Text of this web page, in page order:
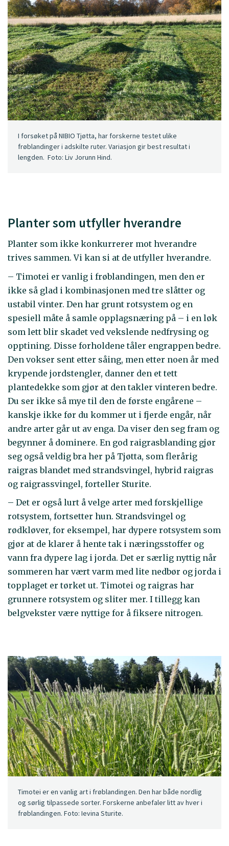
I forsøket på NIBIO Tjøtta, har forskerne testet ulike
frøblandinger i adskilte ruter. Variasjon gir best resultat i
lengden. Foto: Liv Jorunn Hind.
Planter som utfyller hverandre
Planter som ikke konkurrerer mot hverandre
trives sammen. Vi kan si at de utfyller hverandre.
– Timotei er vanlig i frøblandingen, men den er
ikke så glad i kombinasjonen med tre slåtter og
ustabil vinter. Den har grunt rotsystem og en
spesiell måte å samle opplagsnæring på – i en løk
som lett blir skadet ved vekslende nedfrysing og
opptining. Disse forholdene tåler engrappen bedre.
Den vokser sent etter såing, men etter noen år med
krypende jordstengler, danner den et tett
plantedekke som gjør at den takler vinteren bedre.
Du ser ikke så mye til den de første engårene –
kanskje ikke før du kommer ut i fjerde engår, når
andre arter går ut av enga. Da viser den seg fram og
begynner å dominere. En god raigrasblanding gjør
seg også veldig bra her på Tjøtta, som flerårig
raigras blandet med strandsvingel, hybrid raigras
og raigrassvingel, forteller Sturite.
– Det er også lurt å velge arter med forskjellige
rotsystem, fortsetter hun. Strandsvingel og
rødkløver, for eksempel, har dypere rotsystem som
gjør at de klarer å hente tak i næringsstoffer og
vann fra dypere lag i jorda. Det er særlig nyttig når
sommeren har vært varm med lite nedbør og jorda i
topplaget er tørket ut. Timotei og raigras har
grunnere rotsystem og sliter mer. I tillegg kan
belgvekster være nyttige for å fiksere nitrogen.
Timotei er en vanlig art i frøblandingen. Den har både nordlig
og sørlig tilpassede sorter. Forskerne anbefaler litt av hver i
frøblandingen. Foto: Ievina Sturite.